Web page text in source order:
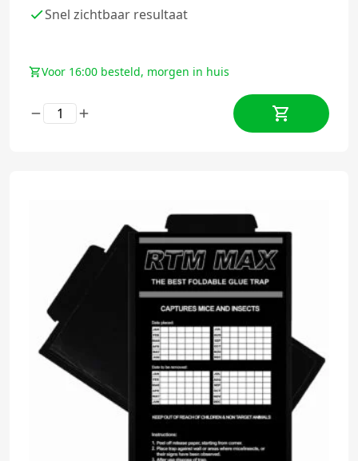
Snel zichtbaar resultaat
Voor 16:00 besteld, morgen in huis